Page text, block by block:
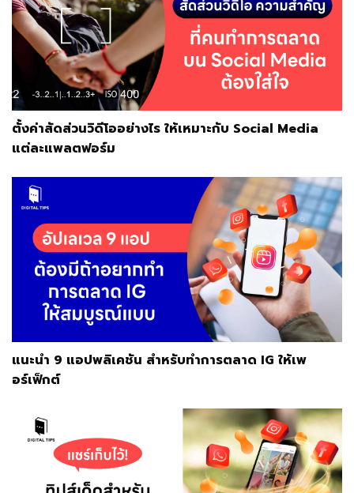
ตั้งค่าสัดส่วนวิดีโออย่างไร ให้เหมาะกับ Social Media
แต่ละแพลตฟอร์ม
แนะนำ 9 แอปพลิเคชัน สำหรับทำการตลาด IG ให้เพ
อร์เฟ็กต์